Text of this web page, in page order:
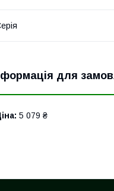
для
5 079 ₴